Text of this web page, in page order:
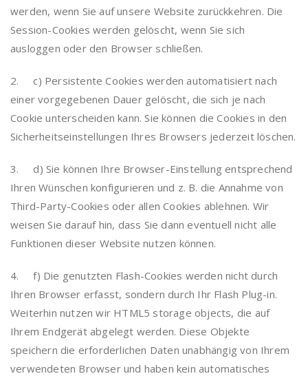
werden, wenn Sie auf unsere Website zurückkehren. Die
Session-Cookies werden gelöscht, wenn Sie sich
ausloggen oder den Browser schließen.
2. c) Persistente Cookies werden automatisiert nach
einer vorgegebenen Dauer gelöscht, die sich je nach
Cookie unterscheiden kann. Sie können die Cookies in den
Sicherheitseinstellungen Ihres Browsers jederzeit löschen.
3. d) Sie können Ihre Browser-Einstellung entsprechend
Ihren Wünschen konfigurieren und z. B. die Annahme von
Third-Party-Cookies oder allen Cookies ablehnen. Wir
weisen Sie darauf hin, dass Sie dann eventuell nicht alle
Funktionen dieser Website nutzen können.
4. f) Die genutzten Flash-Cookies werden nicht durch
Ihren Browser erfasst, sondern durch Ihr Flash Plug-in.
Weiterhin nutzen wir HTML5 storage objects, die auf
Ihrem Endgerät abgelegt werden. Diese Objekte
speichern die erforderlichen Daten unabhängig von Ihrem
verwendeten Browser und haben kein automatisches